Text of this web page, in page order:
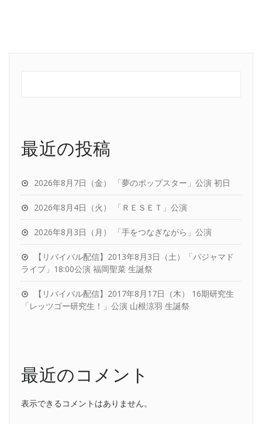
最近の投稿
2026年8月7日（金） 「夢のポップスター」公演 初日
2026年8月4日（火） 「ＲＥＳＥＴ」公演
2026年8月3日（月） 「手をつなぎながら」公演
【リバイバル配信】2013年8月3日（土）「パジャマド
ライブ」18:00公演 福岡聖菜 生誕祭
【リバイバル配信】2017年8月17日（木） 16期研究生
「レッツゴー研究生！」公演 山根涼羽 生誕祭
最近のコメント
表示できるコメントはありません。